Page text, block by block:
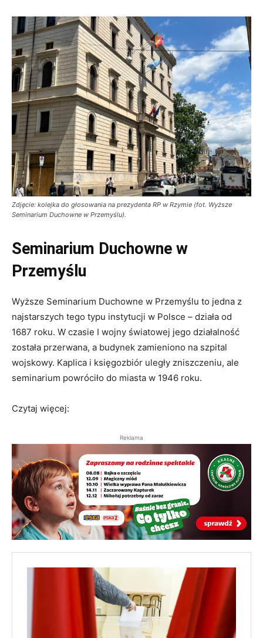
Zdjęcie: kolejka do głosowania na prezydenta RP w Rzymie (fot. Wyższe
Seminarium Duchowne w Przemyślu).
Seminarium Duchowne w
Przemyślu
Wyższe Seminarium Duchowne w Przemyślu to jedna z
najstarszych tego typu instytucji w Polsce – działa od
1687 roku. W czasie I wojny światowej jego działalność
została przerwana, a budynek zamieniono na szpital
wojskowy. Kaplica i księgozbiór uległy zniszczeniu, ale
seminarium powróciło do miasta w 1946 roku.
Czytaj więcej:
Reklama